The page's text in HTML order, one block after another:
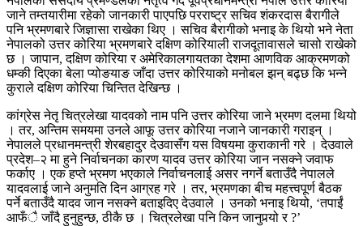
जाने तम्तयारीमा रहेको जानकारी पाएपछि परराष्ट्र सचिव शंकरदास बैरागीले
पनि भ्रमणबारे जिज्ञासा राखेका थिए । सचिव बैरागीको भनाइ के थियो भने नेता
नेपालको उत्तर कोरिया भ्रमणबारे दक्षिण कोरियाली राजदूतावासले चासो राखेको
छ । जापान, दक्षिण कोरिया र अमेरिकालगायतका देशमा आणविक आक्रमणको
धम्की दिएका बेला प्योङयाङ जाँदा उत्तर कोरियाको मनोबल झन् बढ्छ कि भन्ने
कुराले दक्षिण कोरिया चिन्तित देखिन्छ ।
कांग्रेस नेतृ चित्रलेखा यादवको नाम पनि उत्तर कोरिया जाने भ्रमण दलमा थियो
। तर, अन्तिम समयमा उनले आफू उत्तर कोरिया नजाने जानकारी गराइन् ।
नेपालले प्रधानमन्त्री शेरबहादुर देउवासँग यस विषयमा कुराकानी गरे । देउवाले
प्रदेश–२ मा हुने निर्वाचनका कारण यादव उत्तर कोरिया जान नसक्ने जवाफ
फर्काए । एक हप्ते भ्रमण भएकाले निर्वाचनलाई असर नगर्ने बताउँदै नेपालले
यादवलाई जाने अनुमति दिन आग्रह गरे । तर, भ्रमणका बीच महत्त्वपूर्ण बैठक
पर्ने बताउँदै यादव जान नसक्ने बताइदिए देउवाले । उनको भनाइ थियो, ‘तपाईं
आफँै जाँदै हुनुहुन्छ, ठीकै छ । चित्रलेखा पनि किन जानुपर्‍यो र ?’